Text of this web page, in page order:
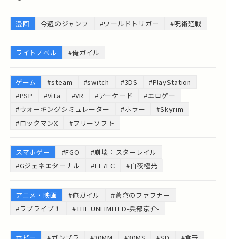
漫画 今週のジャンプ #ワールドトリガー #呪術廻戦
ライトノベル #俺ガイル
ゲーム #steam #switch #3DS
#PlayStation
#PSP
#Vita #VR #アーケード
#エロゲー
#ウォーキングシミュレーター
#ホラー
#Skyrim
#ロックマンX
#フリーソフト
スマホゲー #FGO
#崩壊：スターレイル
#Gジェネエターナル
#FF7EC #白夜極光
アニメ・映画 #俺ガイル
#蒼穹のファフナー
#ラブライブ！
#THE UNLIMITED-兵部京介-